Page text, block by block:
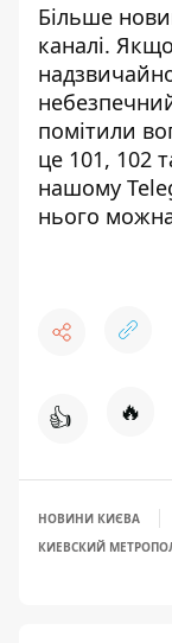
Більше
каналі.
помітили
це 101, 102
нашому
нього
👍 🔥
НОВИНИ КИЄВА
КИЕВСКИЙ